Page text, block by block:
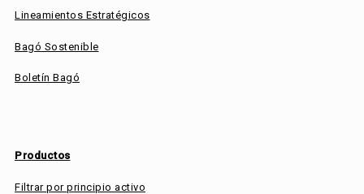
Lineamientos Estratégicos
Bagó Sostenible
Boletín Bagó
Productos
Filtrar por principio activo